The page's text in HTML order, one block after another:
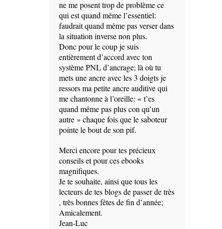
ne me posent trop de problème ce
qui est quand même l’essentiel:
faudrait quand même pas verser dans
la situation inverse non plus.
Donc pour le coup je suis
entièrement d’accord avec ton
système PNL d’ancrage; là où tu
mets une ancre avec les 3 doigts je
ressors ma petite ancre auditive qui
me chantonne à l’oreille: « t’es
quand même pas plus con qu’un
autre » chaque fois que le saboteur
pointe le bout de son pif.
Merci encore pour tes précieux
conseils et pour ces ebooks
magnifiques.
Je te souhaite, ainsi que tous les
lecteurs de tes blogs de passer de très
, très bonnes fêtes de fin d’année;
Amicalement.
Jean-Luc